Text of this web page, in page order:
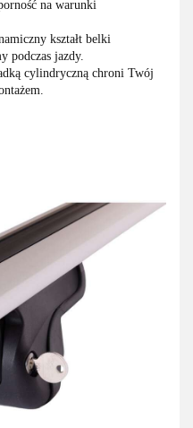
na warunki
kształt belki
podczas jazdy.
cylindryczną chroni Twój